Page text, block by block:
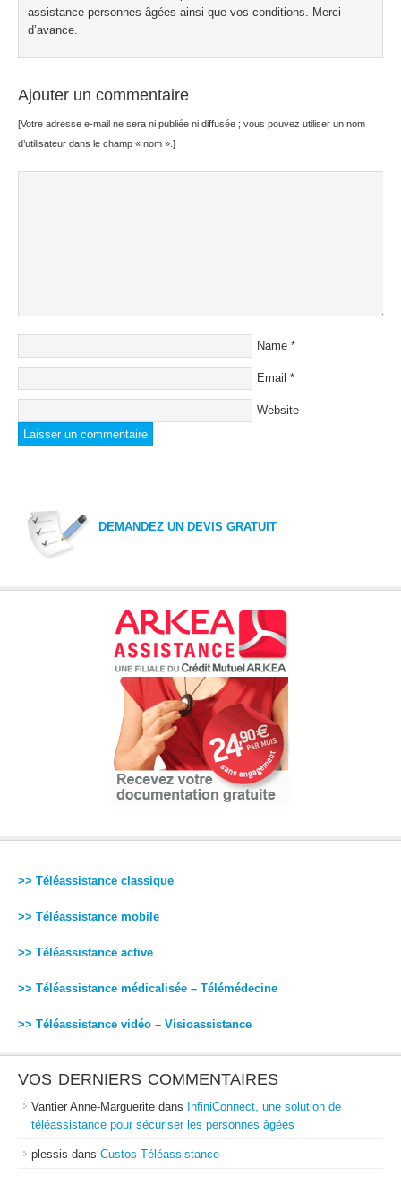
assistance personnes âgées ainsi que vos conditions. Merci
d’avance.
Ajouter un commentaire
[Votre adresse e-mail ne sera ni publiée ni diffusée ; vous pouvez utiliser un nom
d’utilisateur dans le champ « nom ».]
Name *
Email *
Website
DEMANDEZ UN DEVIS GRATUIT
>> Téléassistance classique
>> Téléassistance mobile
>> Téléassistance active
>> Téléassistance médicalisée – Télémédecine
>> Téléassistance vidéo – Visioassistance
VOS DERNIERS COMMENTAIRES
Vantier Anne-Marguerite dans InfiniConnect, une solution de
téléassistance pour sécuriser les personnes âgées
plessis dans Custos Téléassistance